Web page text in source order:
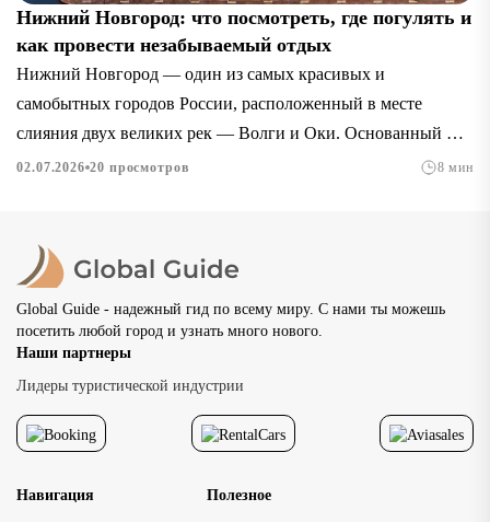
Нижний Новгород: что посмотреть, где погулять и
как провести незабываемый отдых
Нижний Новгород — один из самых красивых и
самобытных городов России, расположенный в месте
слияния двух великих рек — Волги и Оки. Основанный в
1221...
02.07.2026 20 просмотров 8 мин
Global Guide - надежный гид по всему миру. С нами ты можешь
посетить любой город и узнать много нового.
Наши партнеры
Лидеры туристической индустрии
Навигация
Полезное